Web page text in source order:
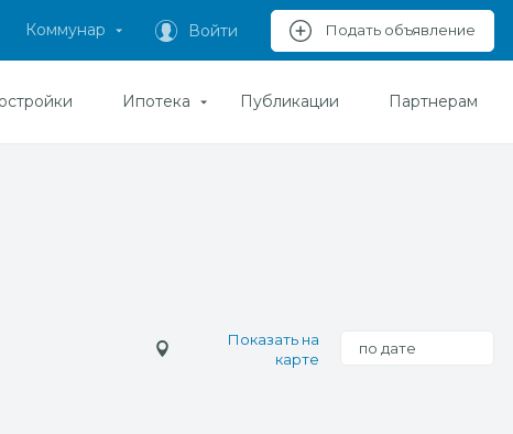
Коммунар Войти Подать объявление
Ипотека Публикации Партнерам
Показать на
карте
по дате